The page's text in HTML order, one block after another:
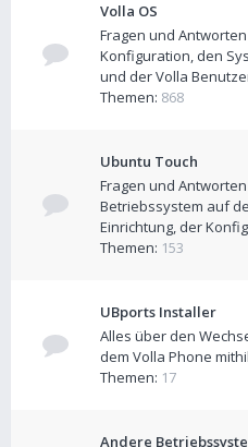
Volla OS
Fragen und
Konfiguration, den
und der Volla
Themen: 868
Ubuntu Touch
Fragen und
Betriebssystem auf
Einrichtung, der
Themen: 153
UBports Installer
Alles über den
dem Volla Phone
Themen: 17
Andere